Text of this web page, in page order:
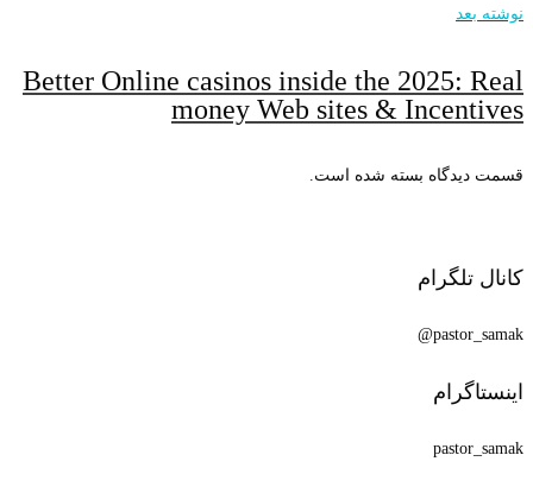
نوشته بعد
Better Online casinos inside the 2025: Real
money Web sites & Incentives
قسمت دیدگاه بسته شده است.
کانال تلگرام
pastor_samak@
اینستاگرام
pastor_samak